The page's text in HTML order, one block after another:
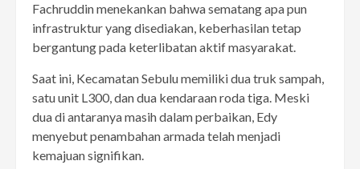
Fachruddin menekankan bahwa sematang apa pun
infrastruktur yang disediakan, keberhasilan tetap
bergantung pada keterlibatan aktif masyarakat.
Saat ini, Kecamatan Sebulu memiliki dua truk sampah,
satu unit L300, dan dua kendaraan roda tiga. Meski
dua di antaranya masih dalam perbaikan, Edy
menyebut penambahan armada telah menjadi
kemajuan signifikan.